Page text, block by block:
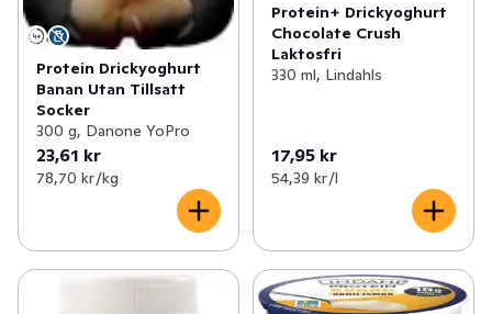
Protein Drickyoghurt
Banan Utan Tillsatt
Socker
300 g, Danone YoPro
23,61 kr
78,70 kr /kg
Protein+ Drickyoghurt
Chocolate Crush
Laktosfri
330 ml, Lindahls
17,95 kr
54,39 kr /l